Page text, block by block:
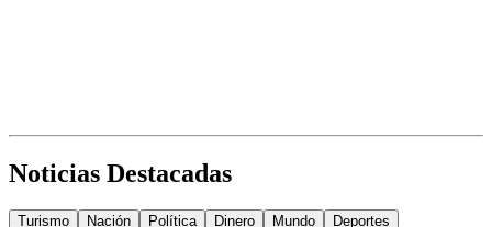
Noticias Destacadas
Turismo Nación Política Dinero Mundo
Deportes